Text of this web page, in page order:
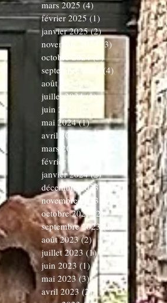
mars 2025 (4)4 posts
février 2025 (1)
janvier 2025 (2)2 posts
novembre 2024 (3) 3 posts
octobre 2024 (5)5 posts
septembre 2024 (4) 4 posts
août 2024 (3) 3 posts
juillet 2024 (1)1 post
juin 2024 (2) 2 posts
mai 2024 (1)1 post
avril 2024 (3)3 posts
mars 2024
février 2024
janvier 2024 (2)2 posts
décembre 2023 (1)
1 post
novembre 2023
(6)
6 posts
octobre 2023 (2)2 posts
septembre 2023 (1)
août 2023 (2)2 posts
juillet 2023 (1)1 post
juin 2023 (1)1 post
mai 2023 (3)3 posts
avril 2023 (2)2 posts